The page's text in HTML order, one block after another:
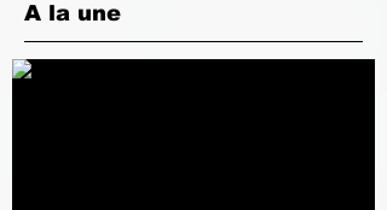
A la une